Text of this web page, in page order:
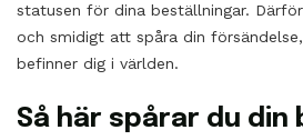
statusen för dina beställningar.
och smidigt att spåra din
befinner dig i världen.
Så här spårar du din